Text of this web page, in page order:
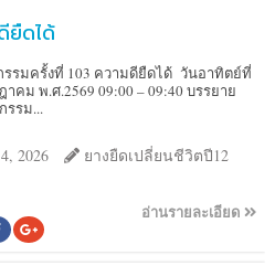
ยืดได้
รรมครั้งที่ 103 ความดียืดได้ วันอาทิตย์ที่
าคม พ.ศ.2569 09:00 – 09:40 บรรยาย
รรม...
2026 ยางยืดเปลี่ยนชีวิตปี12
อ่านรายละเอียด